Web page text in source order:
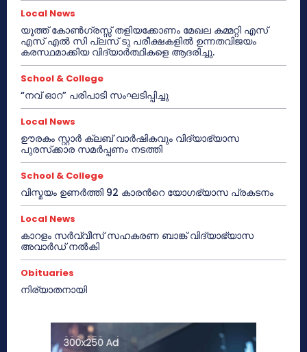
Local News
യൂത്ത് കോൺഗ്രസ്സ് തളിയക്കോണം മേഖല കമ്മറ്റി എസ്
എസ് എൽ സി പ്ലസ് ടു പരീക്ഷകളിൽ ഉന്നതവിജയം
കരസ്ഥമാക്കിയ വിദ്യാർത്ഥികളെ ആദരിച്ചു.
School & College
“നവ് ഓറ” പരിപാടി സംഘടിപ്പിച്ചു
Local News
ഊരകം സ്റ്റാർ ക്ലബ് വാർഷികവും വിദ്യാഭ്യാസ
പുരസ്‌ക്കാര സമർപ്പണം നടത്തി
School & College
വിസ്മയം ഉണർത്തി 92 കാരൻറെ യോഗഭ്യാസ പ്രകടനം
Local News
കാറളം സർവ്വീസ് സഹകരണ ബാങ്ക് വിദ്യാഭ്യാസ
അവാർഡ് നൽകി
Obituaries
നിര്യാതനായി